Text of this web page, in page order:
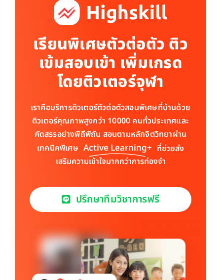
เรียนพิเศษตัวต่อตัว ติว
เข้มสอบเข้า เพิ่มเกรด
โดยติวเตอร์จุฬา
เราคือบริการติวเตอร์ตัวต่อตัวสอนพิเศษที่บ้านด้วย
ติวเตอร์คุณภาพสูงกว่า 10000 คนทั่วประเทศและ
คัดสรรอย่างพิถีพิถัน สอนตามหลักจิตวิทยาผ่าน
เทคนิคพิเศษ Active Learning+ ที่ช่วยส่ง
เสริมความเข้าใจมากกว่าการท่องจำ​
ปรึกษาทีมวิชาการฟรี